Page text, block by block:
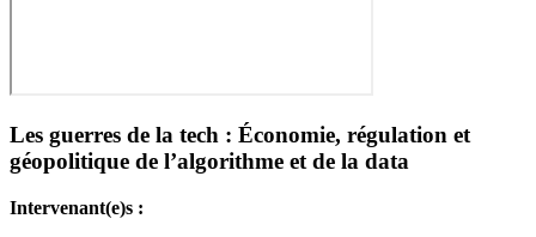
Les guerres de la tech : Économie, régulation et
géopolitique de l’algorithme et de la data
Intervenant(e)s :